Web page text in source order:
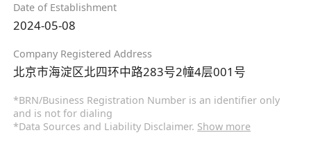
Date of Establishment
2024-05-08
Company Registered Address
北京市海淀区北四环中路283号2幢4层001号
*BRN/Business Registration Number is an identifier only
and is not for dialing
*Data Sources and Liability Disclaimer. Show more